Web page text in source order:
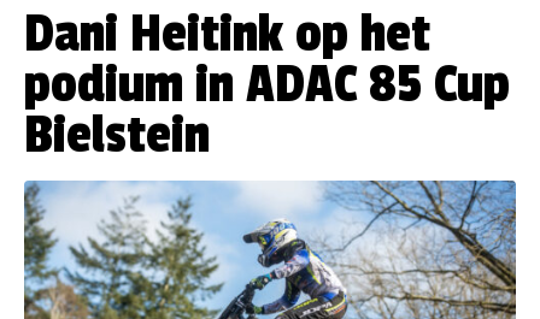
Dani Heitink op het
podium in ADAC 85 Cup
Bielstein